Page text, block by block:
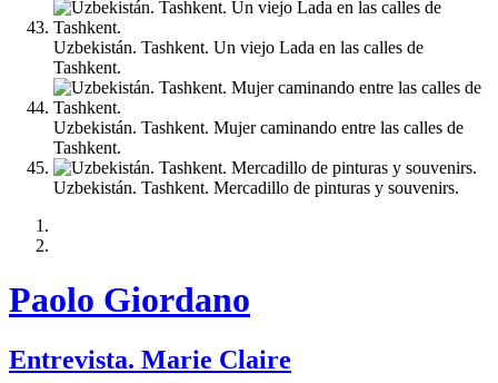
Uzbekistán. Tashkent. Un viejo Lada en las calles de
Tashkent.
Uzbekistán. Tashkent. Mujer caminando entre las calles de
Tashkent.
Uzbekistán. Tashkent. Mercadillo de pinturas y souvenirs.
Paolo Giordano
Entrevista. Marie Claire